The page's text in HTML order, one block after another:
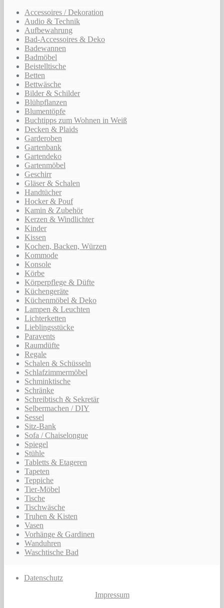
Accessoires / Dekoration
Audio & Technik
Aufbewahrung
Bad-Accessoires & Deko
Badewannen
Badmöbel
Beistelltische
Betten
Bettwäsche
Bilder & Schilder
Blühpflanzen
Blumentöpfe
Buchtipps zum Wohnen in Weiß
Decken & Plaids
Garderoben
Gartenbank
Gartendeko
Gartenmöbel
Geschirr
Gläser & Schalen
Handtücher
Hocker & Pouf
Kamin & Zubehör
Kerzen & Windlichter
Kinder
Kissen
Kochen, Backen, Würzen
Kommode
Konsole
Körbe
Körperpflege & Düfte
Küchengeräte
Küchenmöbel & Deko
Lampen & Leuchten
Lichterketten
Lieblingsstücke
Paravents
Raumdüfte
Regale
Schalen & Schüsseln
Schlafzimmermöbel
Schminktische
Schränke
Schreibtisch & Sekretär
Selbermachen / DIY
Sessel
Sitz-Bank
Sofa / Chaiselongue
Spiegel
Stühle
Tabletts & Etageren
Tapeten
Teppiche
Tier-Möbel
Tische
Tischwäsche
Truhen & Kisten
Vasen
Vorhänge & Gardinen
Wanduhren
Waschtische Bad
Datenschutz
Impressum